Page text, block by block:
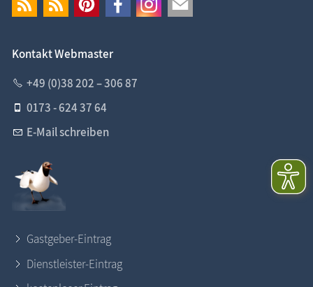
Kontakt Webmaster
+49 (0)38 202 – 306 87
0173 - 624 37 64
E-Mail schreiben
Gastgeber-Eintrag
Dienstleister-Eintrag